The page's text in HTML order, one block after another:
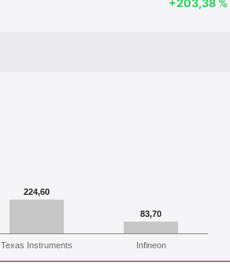
224,60
83,70
Texas Instruments Infineon